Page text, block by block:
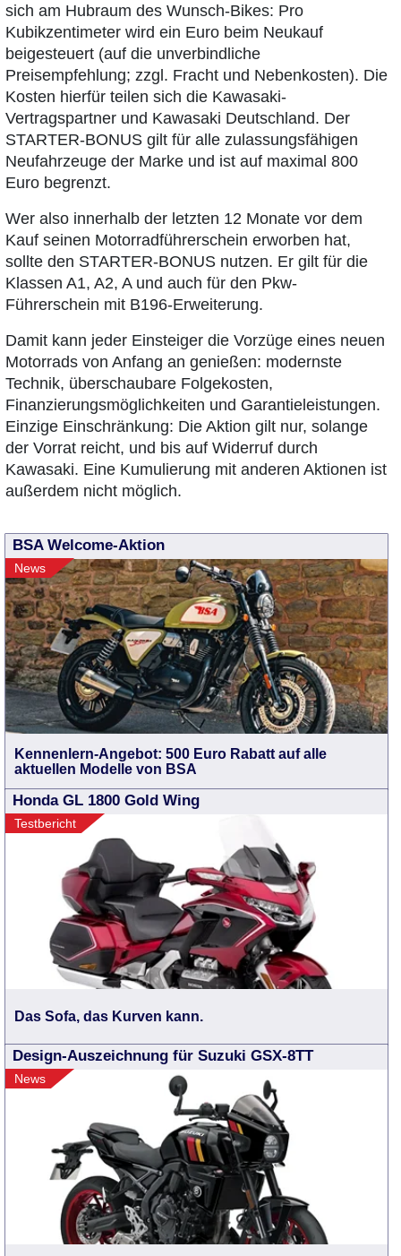
sich am Hubraum des Wunsch-Bikes: Pro
Kubikzentimeter wird ein Euro beim Neukauf
beigesteuert (auf die unverbindliche
Preisempfehlung; zzgl. Fracht und Nebenkosten). Die
Kosten hierfür teilen sich die Kawasaki-
Vertragspartner und Kawasaki Deutschland. Der
STARTER-BONUS gilt für alle zulassungsfähigen
Neufahrzeuge der Marke und ist auf maximal 800
Euro begrenzt.
Wer also innerhalb der letzten 12 Monate vor dem
Kauf seinen Motorradführerschein erworben hat,
sollte den STARTER-BONUS nutzen. Er gilt für die
Klassen A1, A2, A und auch für den Pkw-
Führerschein mit B196-Erweiterung.
Damit kann jeder Einsteiger die Vorzüge eines neuen
Motorrads von Anfang an genießen: modernste
Technik, überschaubare Folgekosten,
Finanzierungsmöglichkeiten und Garantieleistungen.
Einzige Einschränkung: Die Aktion gilt nur, solange
der Vorrat reicht, und bis auf Widerruf durch
Kawasaki. Eine Kumulierung mit anderen Aktionen ist
außerdem nicht möglich.
BSA Welcome-Aktion
News
Kennenlern-Angebot: 500 Euro Rabatt auf alle
aktuellen Modelle von BSA
Honda GL 1800 Gold Wing
Testbericht
Das Sofa, das Kurven kann.
Design-Auszeichnung für Suzuki GSX-8TT
News